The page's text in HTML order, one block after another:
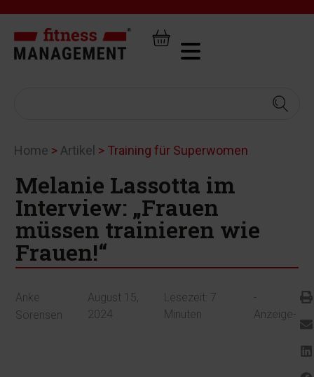
Home > Artikel > Training für Superwomen
Melanie Lassotta im
Interview: „Frauen
müssen trainieren wie
Frauen!“
Anke
Sörensen
August 15,
2024
Lesezeit: 7
Minuten
-
Anzeige-